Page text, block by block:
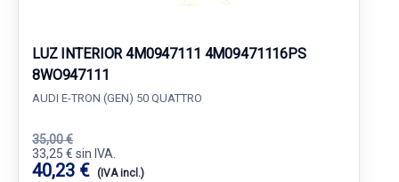
LUZ INTERIOR 4M0947111 4M09471116PS
8WO947111
AUDI E-TRON (GEN) 50 QUATTRO
35,00 €
33,25 € sin IVA.
40,23 € (IVA incl.)